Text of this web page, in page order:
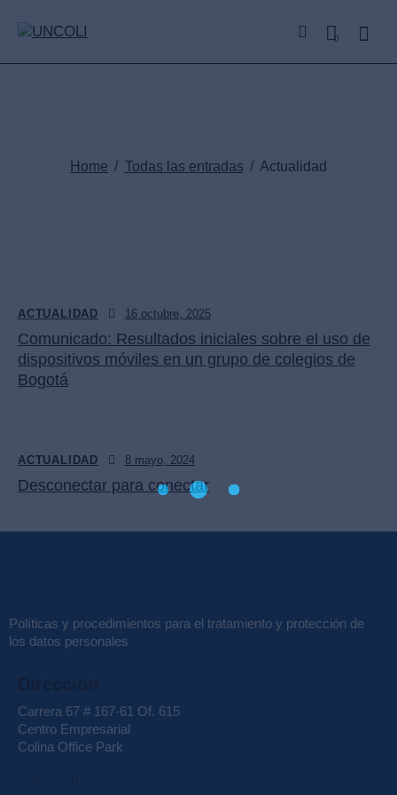
0
Home Todas las entradas Actualidad
ACTUALIDAD 16 octubre, 2025
Comunicado: Resultados iniciales sobre el uso de
dispositivos móviles en un grupo de colegios de
Bogotá
ACTUALIDAD 8 mayo, 2024
Desconectar para conectar
Políticas y procedimientos para el tratamiento y protección de
los datos personales
Carrera 67 # 167-61 Of. 615
Centro Empresarial
Colina Office Park